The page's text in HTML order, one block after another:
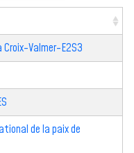
Valmer-E2S3
de la paix de